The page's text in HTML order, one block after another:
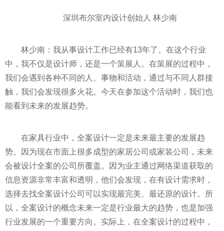
深圳布尔室内设计创始人 林少南
林少南：我从事设计工作已经有13年了。在这个行业
中，我不仅是设计师，还是一个策展人。在策展的过程中，
我们会遇到各种不同的人、事物和活动，通过与不同人群接
触，我们会发现很多火花。今天在参加这个活动时，我们也
能看到未来的发展趋势。
在家具行业中，全案设计一定是未来最主要的发展趋
势。因为现在市面上很多成型的家居公司或家装公司，未来
会被设计全案的公司所覆盖。因为业主通过网络渠道获取的
信息资源非常丰富和透明，他们会发现，在有设计需求时，
选择去找全案设计公司可以实现最完美、最还原的设计。所
以，全案设计的概念未来一定是行业最大的趋势，也是加强
行业发展的一个重要方向。实际上，在全案设计的过程中，